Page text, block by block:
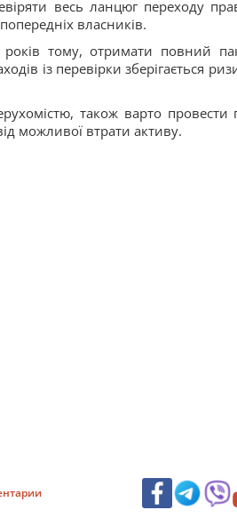
весь ланцюг переходу
власників.
тому, отримати повний
із перевірки зберігається
також варто провести
можливої втрати активу.